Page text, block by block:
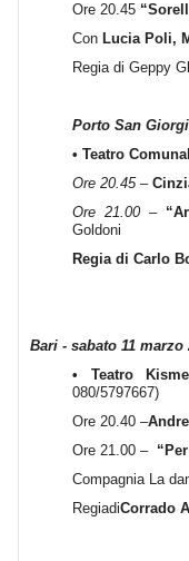
Ore 20.45
Con Lucia Poli,
Regia di Geppy
Porto San
• Teatro
Ore 20.45 –
Ore 21.00 –
Goldoni
Regia di Carlo
Bari - sabato 11 marzo
• Teatro
080/5797667)
Ore 20.40 –
Ore 21.00 –
Compagnia La
RegiadiCorrado